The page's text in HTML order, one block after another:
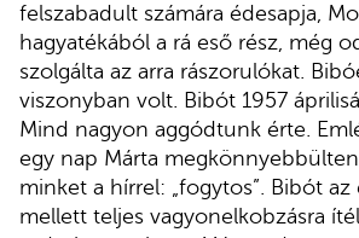
felszabadult számára édesapja,
hagyatékából a rá eső rész, még
szolgálta az arra rászorulókat.
viszonyban volt. Bibót 1957
Mind nagyon aggódtunk érte.
egy nap Márta
minket a hírrel: „fogytos”. Bibót
mellett teljes vagyonelkobzásra